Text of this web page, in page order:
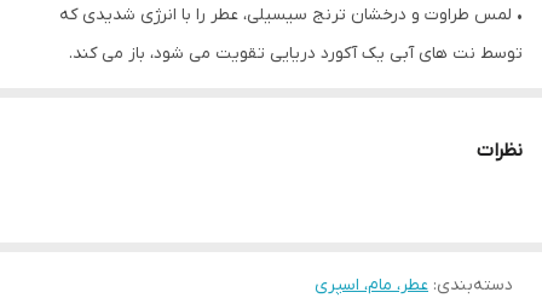
• لمس طراوت و درخشان ترنج سیسیلی، عطر را با انرژی شدیدی که
توسط نت های آبی یک آکورد دریایی تقویت می شود، باز می کند.
• در پایه، استحکام چوبی نعناع هندی، آمبروکس، و چوب صندل اثری
تند با جنبه‌های چوبی، خشک و چرمی به تصویر می‌کشد تا یک ویژگی
نظرات
دسته‌بندی: عطر، مام، اسپری